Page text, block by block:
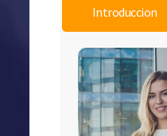
Introduccion